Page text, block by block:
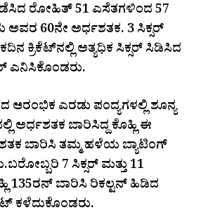
ರೋಹಿತ್‌ 51 ಎಸೆತಗಳಿಂದ 57
ಅವರ 60ನೇ ಅರ್ಧಶತಕ. 3 ಸಿಕ್ಸರ್‌
ಕ್ರಿಕೆಟ್‌ನಲ್ಲಿ ಅತ್ಯಧಿಕ ಸಿಕ್ಸರ್‌ ಸಿಡಿಸಿದ
ಎನಿಸಿಕೊಂಡರು.
ಆರಂಭಿಕ ಎರಡು ಪಂದ್ಯಗಳಲ್ಲಿ ಶೂನ್ಯ
ಅರ್ಧಶತಕ ಬಾರಿಸಿದ್ದ ಕೊಹ್ಲಿ ಈ
ಬಾರಿಸಿ ತಮ್ಮ ಹಳೆಯ ಬ್ಯಾಟಿಂಗ್‌
7 ಸಿಕ್ಸರ್‌ ಮತ್ತು 11
135ರನ್‌ ಬಾರಿಸಿ ರಿಕಲ್ಟನ್ ಹಿಡಿದ
ಕಳೆದುಕೊಂಡರು.